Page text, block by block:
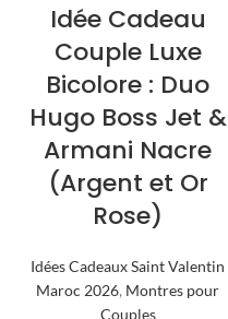
Idée Cadeau
Couple Luxe
Bicolore : Duo
Hugo Boss Jet &
Armani Nacre
(Argent et Or
Rose)
Idées Cadeaux Saint Valentin
Maroc 2026, Montres pour
Couples